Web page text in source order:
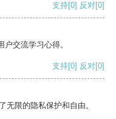
支持[0] 反对[0]
交流学习心得。
支持[0] 反对[0]
无限的隐私保护和自由。